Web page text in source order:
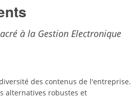
à la Gestion Electronique
des contenus de l'entreprise.
alternatives robustes et